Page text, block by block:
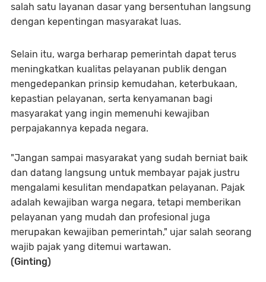
salah satu layanan dasar yang bersentuhan langsung
dengan kepentingan masyarakat luas.
Selain itu, warga berharap pemerintah dapat terus
meningkatkan kualitas pelayanan publik dengan
mengedepankan prinsip kemudahan, keterbukaan,
kepastian pelayanan, serta kenyamanan bagi
masyarakat yang ingin memenuhi kewajiban
perpajakannya kepada negara.
"Jangan sampai masyarakat yang sudah berniat baik
dan datang langsung untuk membayar pajak justru
mengalami kesulitan mendapatkan pelayanan. Pajak
adalah kewajiban warga negara, tetapi memberikan
pelayanan yang mudah dan profesional juga
merupakan kewajiban pemerintah," ujar salah seorang
wajib pajak yang ditemui wartawan.
(Ginting)